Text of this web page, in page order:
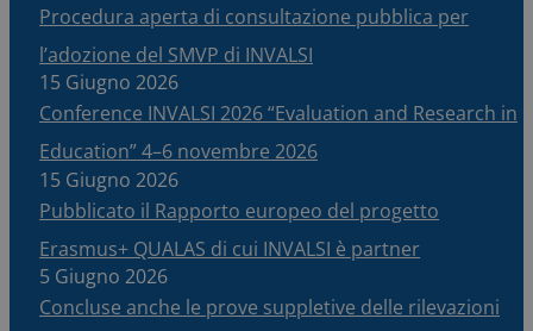
Procedura aperta di consultazione pubblica per
l’adozione del SMVP di INVALSI
15 Giugno 2026
Conference INVALSI 2026 “Evaluation and Research in
Education” 4–6 novembre 2026
15 Giugno 2026
Pubblicato il Rapporto europeo del progetto
Erasmus+ QUALAS di cui INVALSI è partner
5 Giugno 2026
Concluse anche le prove suppletive delle rilevazioni